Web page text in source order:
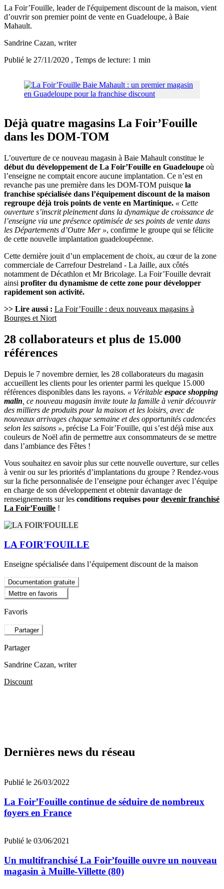
La Foir’Fouille, leader de l'équipement discount de la maison, vient
d’ouvrir son premier point de vente en Guadeloupe, à Baie
Mahault.
Sandrine Cazan, writer
Publié le 27/11/2020 , Temps de lecture: 1 min
Déjà quatre magasins La Foir’Fouille
dans les DOM-TOM
L’ouverture de ce nouveau magasin à Baie Mahault constitue le
début du développement de La Foir’Fouille en Guadeloupe où
l’enseigne ne comptait encore aucune implantation. Ce n’est en
revanche pas une première dans les DOM-TOM puisque la
franchise spécialisée dans l’équipement discount de la maison
regroupe déjà trois points de vente en Martinique. « Cette
ouverture s’inscrit pleinement dans la dynamique de croissance de
l’enseigne via une présence optimisée de ses points de vente dans
les Départements d’Outre Mer », confirme le groupe qui se félicite
de cette nouvelle implantation guadeloupéenne.
Cette dernière jouit d’un emplacement de choix, au cœur de la zone
commerciale de Carrefour Destreland - La Jaille, aux côtés
notamment de Décathlon et Mr Bricolage. La Foir’Fouille devrait
ainsi profiter du dynamisme de cette zone pour développer
rapidement son activité.
>> Lire aussi : La Foir’Fouille : deux nouveaux magasins à
Bourges et Niort
28 collaborateurs et plus de 15.000
références
Depuis le 7 novembre dernier, les 28 collaborateurs du magasin
accueillent les clients pour les orienter parmi les quelque 15.000
références disponibles dans les rayons. « Véritable espace shopping
malin , ce nouveau magasin invite toute la famille à venir découvrir
des milliers de produits pour la maison et les loisirs, avec de
nouveaux arrivages chaque semaine et des opportunités cadencées
selon les saisons », précise La Foir’Fouille, qui s’est déjà mise aux
couleurs de Noël afin de permettre aux consommateurs de se mettre
dans l’ambiance des Fêtes !
Vous souhaitez en savoir plus sur cette nouvelle ouverture, sur celles
à venir ou sur les priorités d’implantations du groupe ? Rendez-vous
sur la fiche personnalisée de l’enseigne pour échanger avec l’équipe
en charge de son développement et obtenir davantage de
renseignements sur les conditions requises pour devenir franchisé
La Foir’Fouille !
LA FOIR'FOUILLE
Enseigne spécialisée dans l’équipement discount de la maison
Documentation gratuite
Mettre en favoris
Favoris
Partager
Partager
Sandrine Cazan, writer
Discount
Dernières news du réseau
Publié le 26/03/2022
La Foir’Fouille continue de séduire de nombreux
foyers en France
Publié le 03/06/2021
Un multifranchisé La Foir’fouille ouvre un nouveau
magasin à Muille-Villette (80)